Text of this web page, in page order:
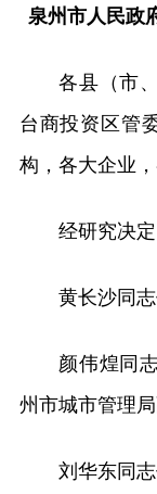
泉州市人民政
各县（市
台商投资区管
构，各大企业
经研究决定
黄长沙同
颜伟煌同
州市城市管理
刘华东同